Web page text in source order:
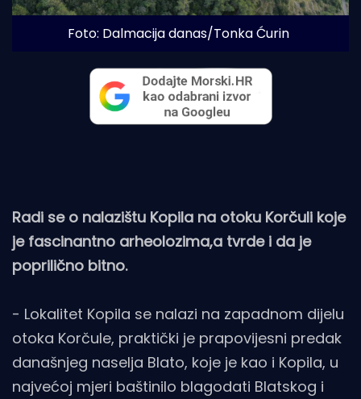
Foto: Dalmacija danas/Tonka Ćurin
Radi se o nalazištu Kopila na otoku Korčuli koje
je fascinantno arheolozima,a tvrde i da je
poprilično bitno.
- Lokalitet Kopila se nalazi na zapadnom dijelu
otoka Korčule, praktički je prapovijesni predak
današnjeg naselja Blato, koje je kao i Kopila, u
najvećoj mjeri baštinilo blagodati Blatskog i